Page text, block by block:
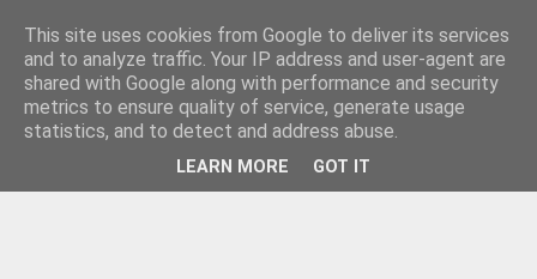
This site uses cookies from Google to deliver its services
and to analyze traffic. Your IP address and user-agent are
shared with Google along with performance and security
metrics to ensure quality of service, generate usage
statistics, and to detect and address abuse.
LEARN MORE GOT IT